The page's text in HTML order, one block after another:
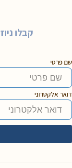
קבלו
שם פרטי
דואר אלקטרוני